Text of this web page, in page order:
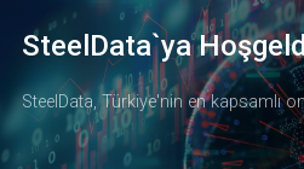
SteelData`ya
SteelData, Türkiye'nin en kapsamlı